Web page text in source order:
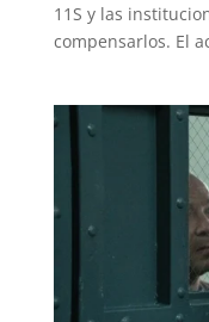
11S y las
compensarlos. El